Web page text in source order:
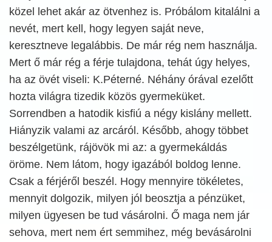
közel lehet akár az ötvenhez is. Próbálom kitalálni a
nevét, mert kell, hogy legyen saját neve,
keresztneve legalábbis. De már rég nem használja.
Mert ő már rég a férje tulajdona, tehát úgy helyes,
ha az övét viseli: K.Péterné. Néhány órával ezelőtt
hozta világra tizedik közös gyermeküket.
Sorrendben a hatodik kisfiú a négy kislány mellett.
Hiányzik valami az arcáról. Később, ahogy többet
beszélgetünk, rájövök mi az: a gyermekáldás
öröme. Nem látom, hogy igazából boldog lenne.
Csak a férjéről beszél. Hogy mennyire tökéletes,
mennyit dolgozik, milyen jól beosztja a pénzüket,
milyen ügyesen be tud vásárolni. Ő maga nem jár
sehova, mert nem ért semmihez, még bevásárolni